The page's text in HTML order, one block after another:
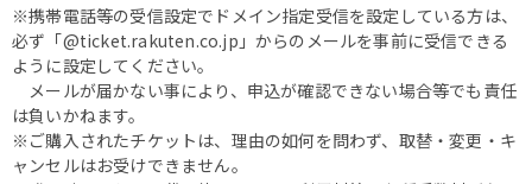
※携帯電話等の受信設定でドメイン指定受信を設定している方は、
必ず「@ticket.rakuten.co.jp」からのメールを事前に受信できる
ように設定してください。
メールが届かない事により、申込が確認できない場合等でも責任
は負いかねます。
※ご購入されたチケットは、理由の如何を問わず、取替・変更・キ
ャンセルはお受けできません。